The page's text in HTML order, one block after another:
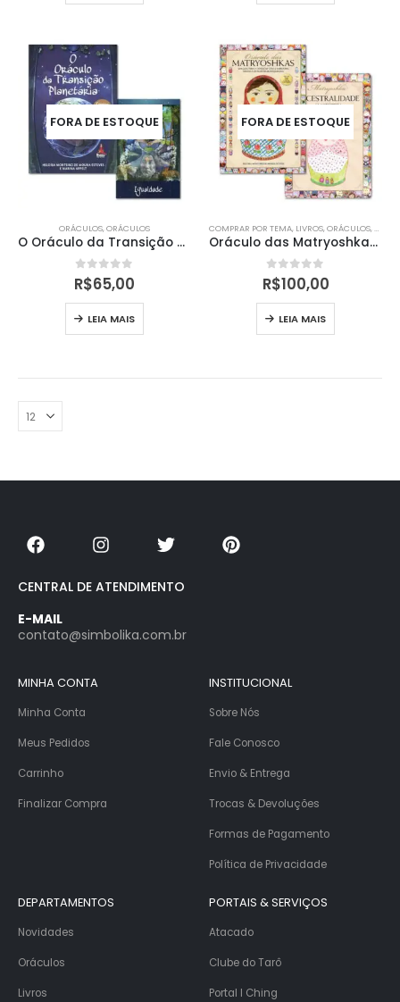
FORA DE ESTOQUE
ORÁCULOS,ORÁCULOS
O Oráculo da Transição Planetária
0out of 5
R$65,00
LEIA MAIS
FORA DE ESTOQUE
COMPRAR POR TEMA, LIVROS,ORÁCULOS,
Oráculo das Matryoshkas (Livro + Cartas)
0out of 5
R$100,00
LEIA MAIS
CENTRAL DE ATENDIMENTO
E-MAIL
contato@simbolika.com.br
MINHA CONTA
Minha Conta
Meus Pedidos
Carrinho
Finalizar Compra
INSTITUCIONAL
Sobre Nós
Fale Conosco
Envio & Entrega
Trocas & Devoluções
Formas de Pagamento
Política de Privacidade
DEPARTAMENTOS
Novidades
Oráculos
Livros
PORTAIS & SERVIÇOS
Atacado
Clube do Tarô
Portal I Ching